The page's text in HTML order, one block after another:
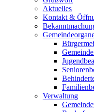
Aktuelles
Kontakt &
Verwaltung